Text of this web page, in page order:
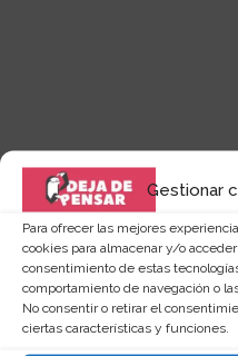
Gestionar
Para ofrecer las mejores
cookies para almacenar y/o
consentimiento de estas
comportamiento de navegación o
No consentir o retirar el
ciertas características y funciones.
Quizás te